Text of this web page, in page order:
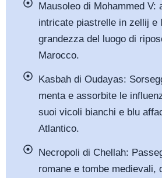
Mausoleo di Mohammed V:
intricate piastrelle in zellij e
grandezza del luogo di
Marocco.
Kasbah di Oudayas:
menta e assorbite le
suoi vicoli bianchi e blu
Atlantico.
Necropoli di Chellah:
romane e tombe medievali,